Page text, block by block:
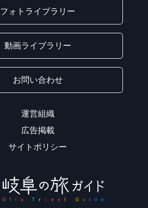
フォトライブラリー
動画ライブラリー
お問い合わせ
運営組織
広告掲載
サイトポリシー